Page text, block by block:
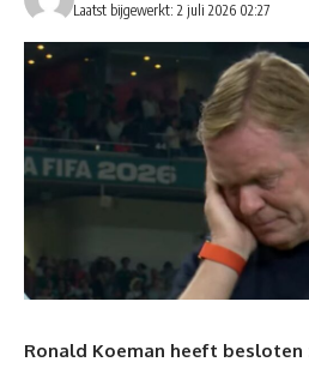
Laatst bijgewerkt: 2 juli 2026 02:27
Ronald Koeman heeft